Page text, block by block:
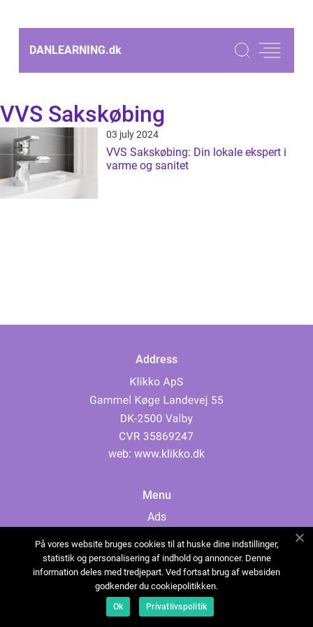
DANLEARNING.dk
VVS Sakskøbing
03 july 2024
VVS Sakskøbing: Din lokale ekspert i
varme og sanitet
Address
web: www.klikko.dk
Menu
Ads
Cookies
Contact
Sitemap
På vores website bruges cookies til at huske dine indstillinger,
statistik og personalisering af indhold og annoncer. Denne
information deles med tredjepart. Ved fortsat brug af websiden
godkender du cookiepolitikken.
Ok Privatlivspolitik